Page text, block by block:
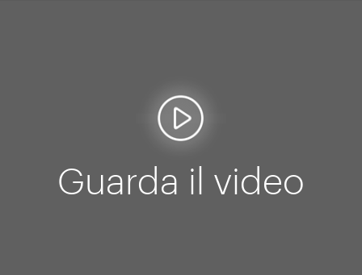
Guarda il video